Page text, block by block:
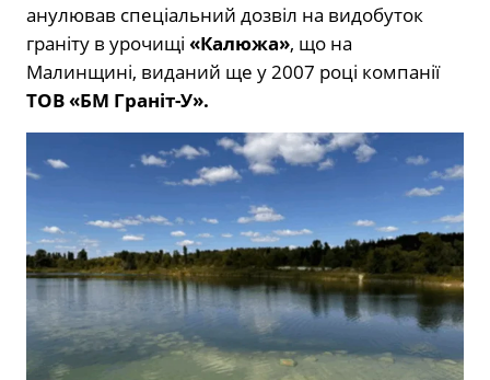
анулював спеціальний дозвіл на видобуток
граніту в урочищі «Калюжа», що на
Малинщині, виданий ще у 2007 році компанії
ТОВ «БМ Граніт-У».